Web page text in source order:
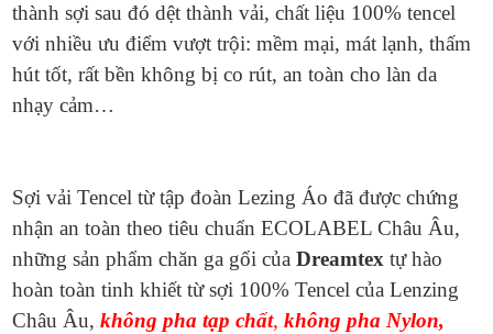
thành sợi sau đó dệt thành vải, chất liệu 100% tencel
với nhiều ưu điểm vượt trội: mềm mại, mát lạnh, thấm
hút tốt, rất bền không bị co rút, an toàn cho làn da
nhạy cảm…
Sợi vải Tencel từ tập đoàn Lezing Áo đã được chứng
nhận an toàn theo tiêu chuẩn ECOLABEL Châu Âu,
những sản phẩm chăn ga gối của Dreamtextự hào
hoàn toàn tinh khiết từ sợi 100% Tencel của Lenzing
Châu Âu, không pha tạp chất, không pha Nylon,